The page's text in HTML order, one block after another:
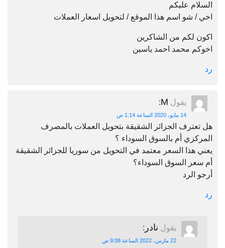
السلام عليكم
اخي / شو اسم هذا الموقع / لتحويل اسعار العملات
اكون لكم من الشاكرين
اخوكم محمد احمد ياسين
رد
يقول M
:
14 مايو، 2020 الساعة 1:14 ص
هل تعترف الجزائر الشقيقة بتحويل العملات بالمصرف
المركزي أم بالسوق السوداء ؟
يعني هذا السعر معتمد في التحويل من سوريا للجزائر الشقيقة
أم سعر السوق السوداء؟
أرجو الرد
رد
يقول نادر :
22 مارس، 2022 الساعة 9:08 ص